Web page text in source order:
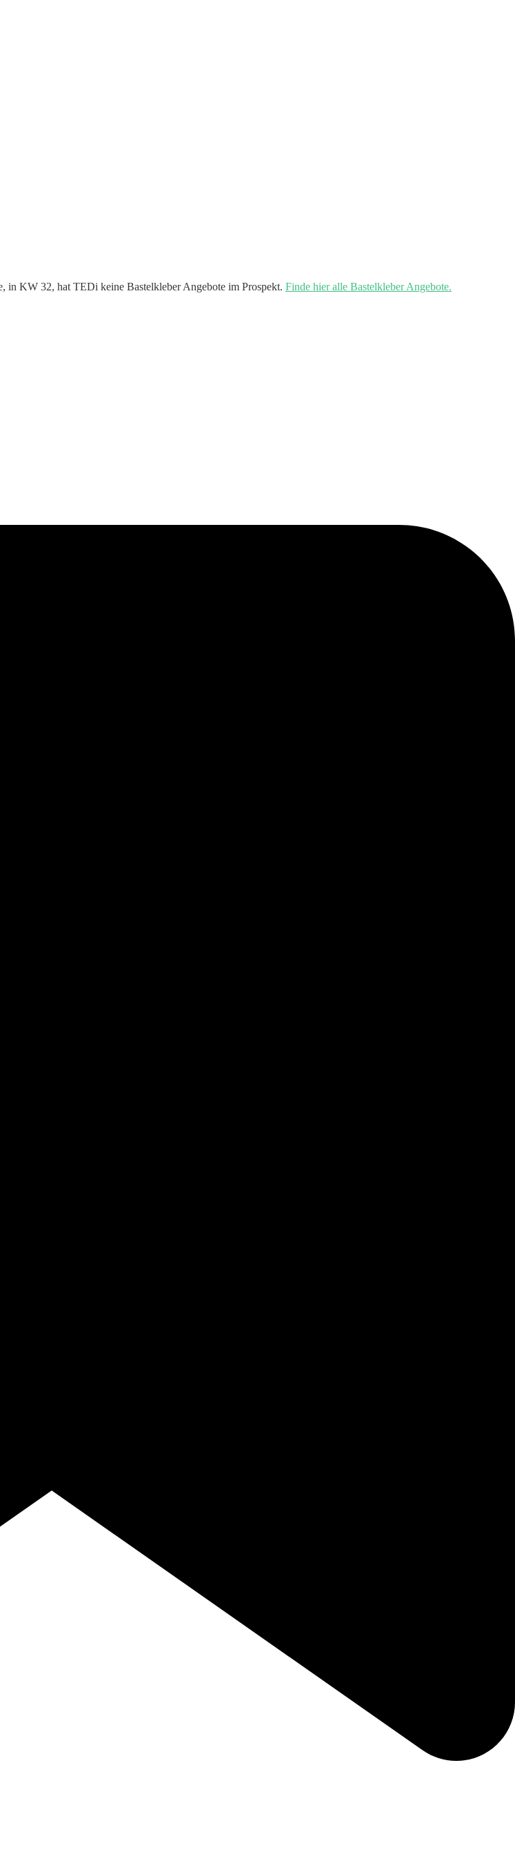
in KW 32, hat TEDi keine Bastelkleber Angebote im Prospekt. Finde hier alle Bastelkleber Angebote.